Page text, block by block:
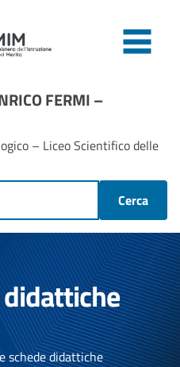
FERMI –
– Liceo Scientifico delle
Cerca
schede didattiche